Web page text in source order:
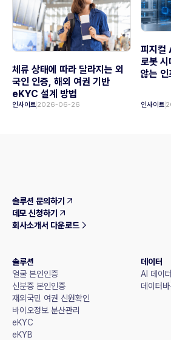
체류 상태에 따라 달라지는 외
국인 인증, 해외 여권 기반
eKYC 설계 방법
인사이트 2026-06-26
피지컬
로봇 시
않는 인
인사이트
솔루션 문의하기
데모 신청하기
회사소개서 다운로드
솔루션
얼굴 본인인증
신분증 본인인증
재외국민 여권 신원확인
바이오정보 분산관리
eKYC
eKYB
데이터
AI 데이
데이터바